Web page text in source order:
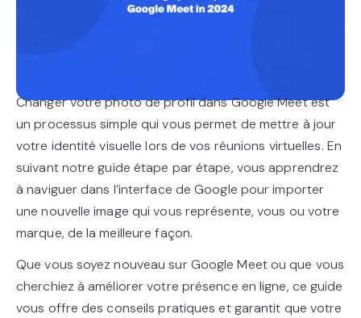
Changer votre photo de profil dans Google Meet est
un processus simple qui vous permet de mettre à jour
votre identité visuelle lors de vos réunions virtuelles. En
suivant notre guide étape par étape, vous apprendrez
à naviguer dans l’interface de Google pour importer
une nouvelle image qui vous représente, vous ou votre
marque, de la meilleure façon.
Que vous soyez nouveau sur Google Meet ou que vous
cherchiez à améliorer votre présence en ligne, ce guide
vous offre des conseils pratiques et garantit que votre